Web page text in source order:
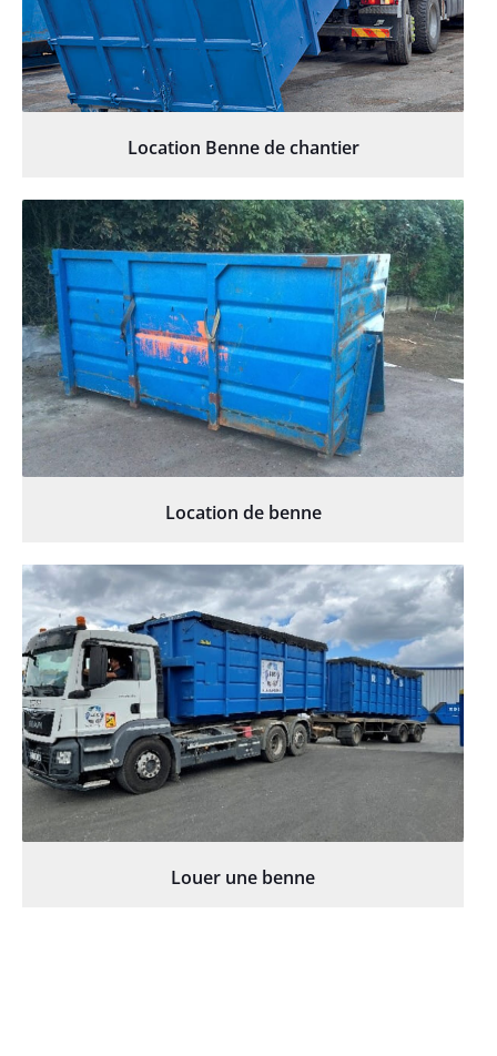
Location Benne de chantier
Location de benne
Louer une benne